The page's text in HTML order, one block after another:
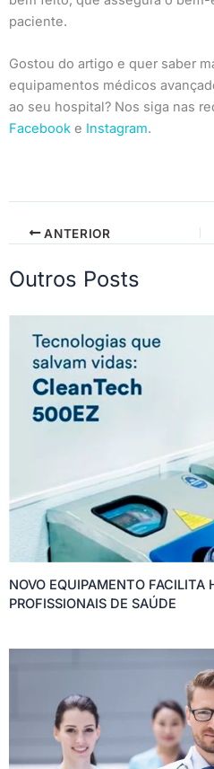
paciente.
Gostou do artigo e quer saber
equipamentos médicos
ao seu hospital? Nos siga nas
Facebook e Instagram.
ANTERIOR
Outros Posts
NOVO EQUIPAMENTO FACILITA
PROFISSIONAIS DE SAÚDE